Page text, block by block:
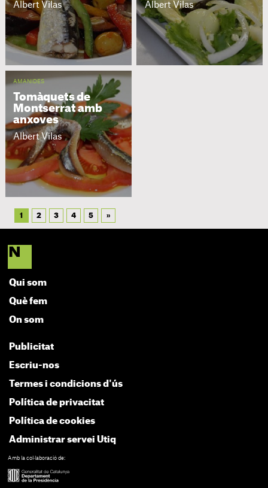
Albert Vilas Albert Vilas
AMANIDES
Tomàquets de
Montserrat amb
anxoves
Albert Vilas
1 2 3 4 5 »
Qui som
Què fem
On som
Publicitat
Escriu-nos
Termes i condicions d'ús
Política de privacitat
Política de cookies
Administrar servei Utiq
Amb la col·laboració de: